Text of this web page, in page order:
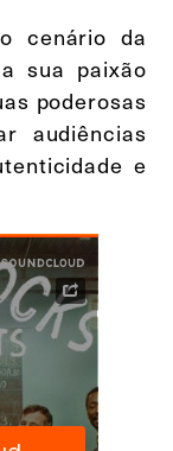
cenário da
sua paixão
poderosas
audiências
e